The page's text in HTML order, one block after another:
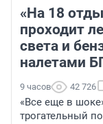
«На 18
проходит
света и
налетами
9 часов 42 726
«Все еще в
трогательный